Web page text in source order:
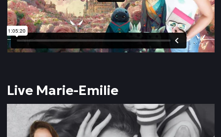
Live Marie-Emilie